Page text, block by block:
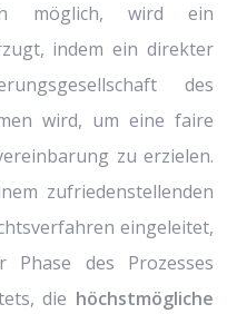
möglich, wird ein
indem ein direkter
des
wird, um eine faire
zu erzielen.
zufriedenstellenden
eingeleitet,
des Prozesses
die höchstmögliche